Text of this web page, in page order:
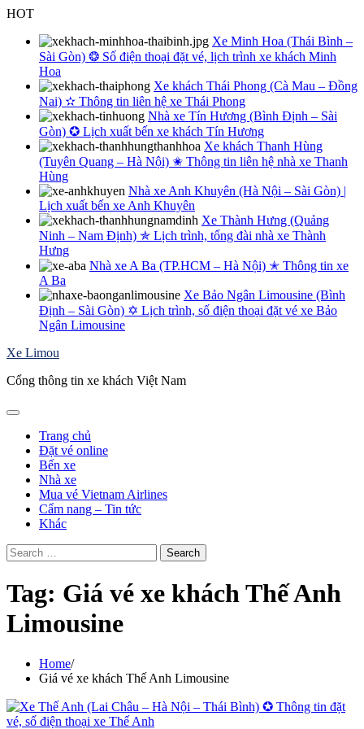
Skip
content
HOT
Xe Minh Hoa (Thái Bình –
Sài Gòn) ❂ Số điện thoại đặt vé, lịch trình xe khách Minh
Hoa
Xe khách Thái Phong (Cà Mau – Đồng
Nai) ✫ Thông tin liên hệ xe Thái Phong
Nhà xe Tín Hương (Bình Định – Sài
Gòn) ✪ Lịch xuất bến xe khách Tín Hương
Xe khách Thanh Hùng
(Tuyên Quang – Hà Nội) ✬ Thông tin liên hệ nhà xe Thanh
Hùng
Nhà xe Anh Khuyên (Hà Nội – Sài Gòn) |
Lịch xuất bến xe Anh Khuyên
Xe Thành Hưng (Quảng
Ninh – Nam Định) ✯ Lịch trình, tổng đài nhà xe Thành
Hưng
Nhà xe A Ba (TP.HCM – Hà Nội) ✭ Thông tin xe
A Ba
Xe Bảo Ngân Limousine (Bình
Định – Sài Gòn) ✡ Lịch trình, số điện thoại đặt vé xe Bảo
Ngân Limousine
Xe Limou
Cổng thông tin xe khách Việt Nam
Trang chủ
Đặt vé online
Bến xe
Nhà xe
Mua vé Vietnam Airlines
Cẩm nang – Tin tức
Khác
Search
for:
Tag: Giá vé xe khách Thế Anh
Limousine
Home
Giá vé xe khách Thế Anh Limousine